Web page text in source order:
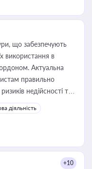
що забезпечують
використання в
Актуальна
правильно
недійсності та
органами влади та
діяльність
+10